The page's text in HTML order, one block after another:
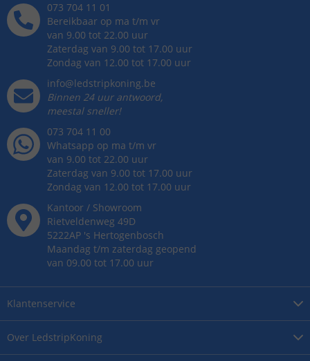
Over LedstripKoning
Klantenservice
073 704 11 01
Bereikbaar op ma t/m vr
van 9.00 tot 22.00 uur
Zaterdag van 9.00 tot 17.00 uur
Zondag van 12.00 tot 17.00 uur
info@ledstripkoning.be
Binnen 24 uur antwoord,
meestal sneller!
073 704 11 00
Whatsapp op ma t/m vr
van 9.00 tot 22.00 uur
Zaterdag van 9.00 tot 17.00 uur
Zondag van 12.00 tot 17.00 uur
Kantoor / Showroom
Rietveldenweg 49D
5222AP 's Hertogenbosch
Maandag t/m zaterdag geopend
van 09.00 tot 17.00 uur